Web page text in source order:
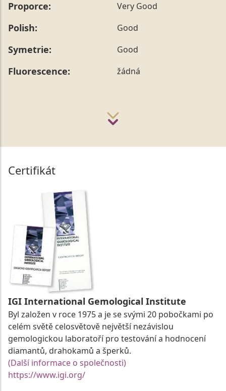
Proporce: Very Good
Polish: Good
Symetrie: Good
Fluorescence: žádná
Certifikát
IGI International Gemological Institute
Byl založen v roce 1975 a je se svými 20 pobočkami po
celém světě celosvětově největší nezávislou
gemologickou laboratoří pro testování a hodnocení
diamantů, drahokamů a šperků.
(Další informace o společnosti)
https://www.igi.org/